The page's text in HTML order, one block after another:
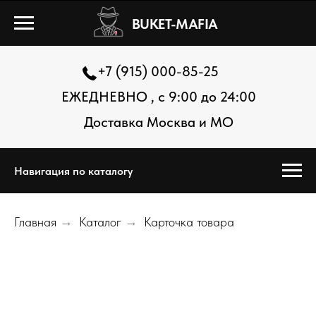
BUKET-MAFIA
+7 (915) 000-85-25
ЕЖЕДНЕВНО , с 9:00 до 24:00
Доставка Москва и МО
Навигация по каталогу
Главная → Каталог → Карточка товара